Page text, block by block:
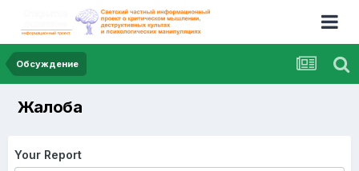
Обсуждение
Жалоба
Your Report